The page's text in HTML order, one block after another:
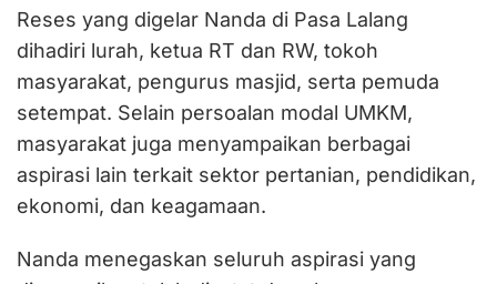
Reses yang digelar Nanda di Pasa Lalang
dihadiri lurah, ketua RT dan RW, tokoh
masyarakat, pengurus masjid, serta pemuda
setempat. Selain persoalan modal UMKM,
masyarakat juga menyampaikan berbagai
aspirasi lain terkait sektor pertanian, pendidikan,
ekonomi, dan keagamaan.
Nanda menegaskan seluruh aspirasi yang